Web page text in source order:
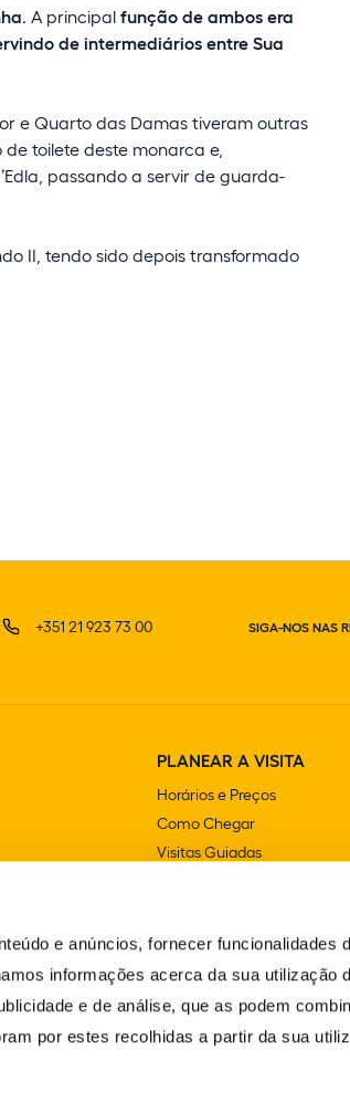
e anúncios, fornecer funcionalidades
informações acerca da sua utilização
e de análise, que as podem
por estes recolhidas a partir da sua
. A principal função de ambos era
de intermediários entre Sua
e Quarto das Damas tiveram outras
toilete deste monarca e,
passando a servir de guarda-
II, tendo sido depois transformado
+351 21 923 73 00 SIGA-NOS NAS
PLANEAR A VISITA
Horários e Preços
Como Chegar
Visitas Guiadas
Acessibilidade